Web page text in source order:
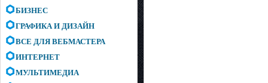
БИЗНЕС
ГРАФИКА И ДИЗАЙН
ВСЕ ДЛЯ ВЕБМАСТЕРА
ИНТЕРНЕТ
МУЛЬТИМЕДИА